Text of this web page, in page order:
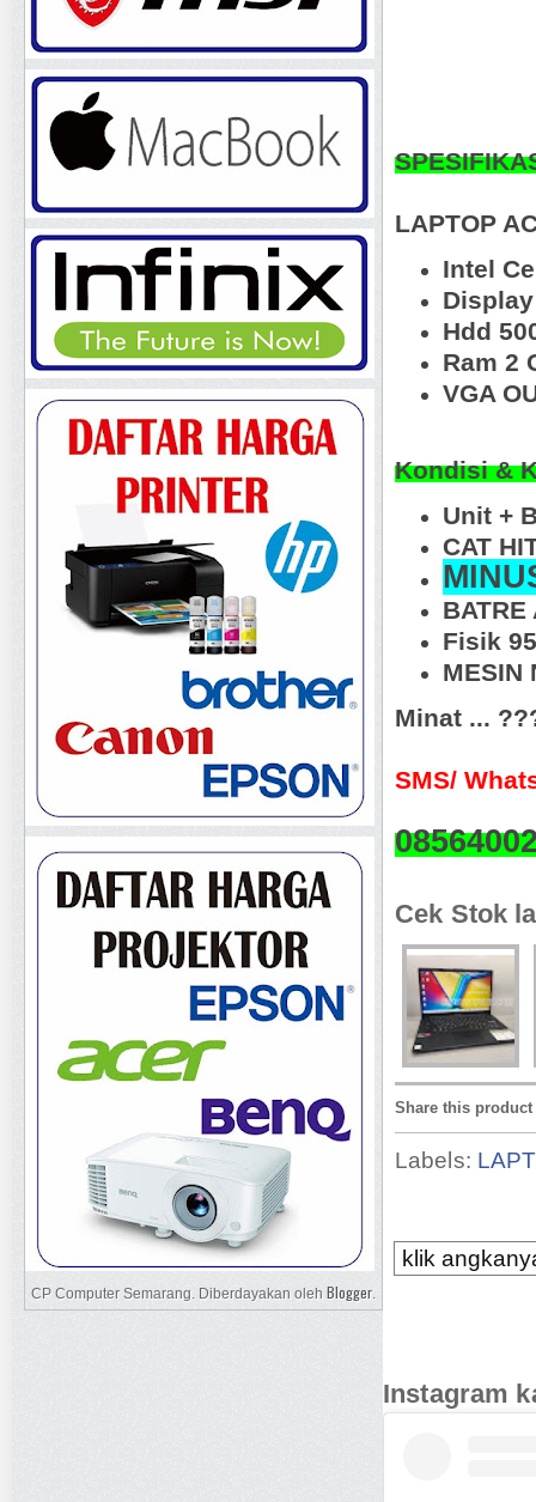
LAPTOP
Intel
Hdd
Ram 2
VGA
Kondisi &
Unit +
CAT
BATRE
Fisik
MESIN
Minat ...
SMS/
Cek Stok
Share this product
Labels:
klik
Instagram
CP Computer Semarang. Diberdayakan oleh Blogger.